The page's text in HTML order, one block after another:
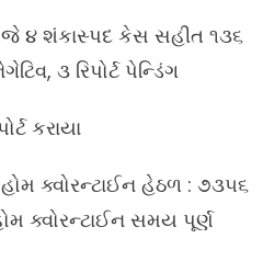
૪ શંકાસ્પદ કેસ સહીત ૧૩૬
૩ રિપોર્ટ પેન્ડિંગ
કરાયા
ક્વોરન્ટાઈન હેઠળ : ૭૩૫૬
ક્વોરન્ટાઈન સમય પૂર્ણ